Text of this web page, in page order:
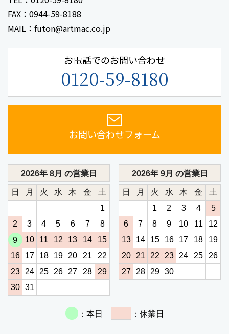
FAX：0944-59-8188
MAIL：futon@artmac.co.jp
お電話でのお問い合わせ
0120-59-8180
お問い合わせフォーム